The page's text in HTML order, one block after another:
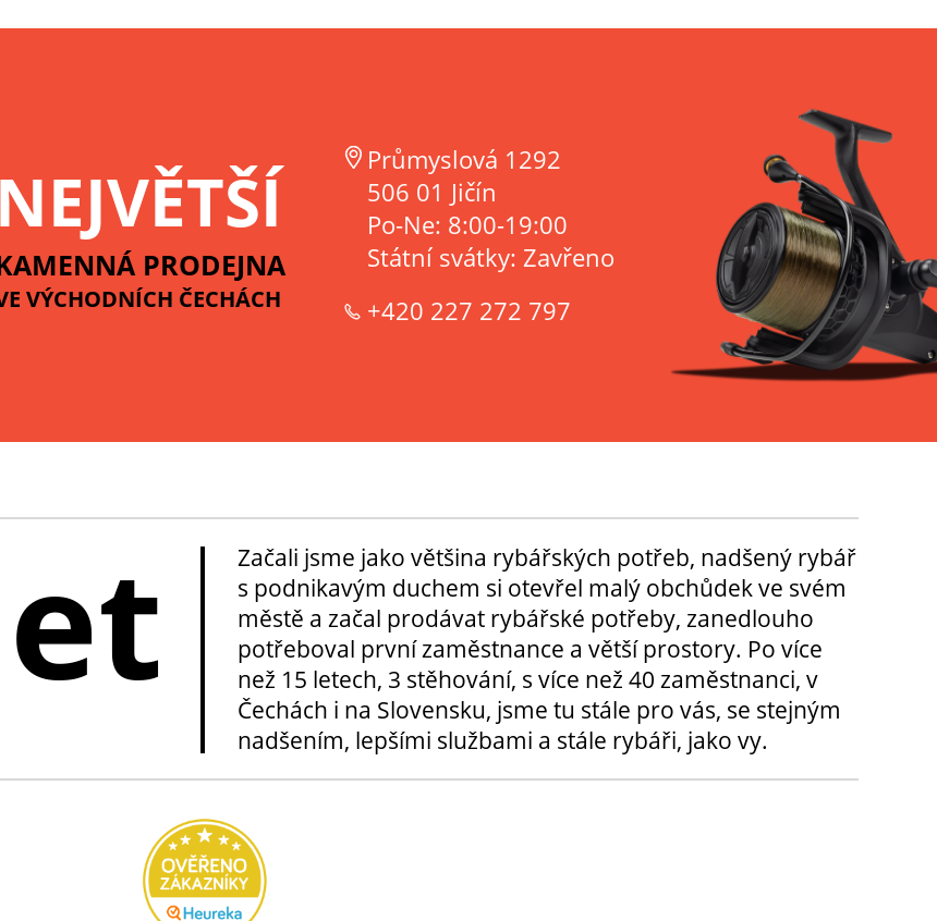
NEJVĚTŠÍ
PRODEJNA
VÝCHODNÍCH ČECHÁCH
Průmyslová 1292
506 01 Jičín
Po-Ne: 8:00-19:00
Státní svátky: Zavřeno
+420 227 272 797
Začali jsme jako většina rybářských potřeb, nadšený rybář
s podnikavým duchem si otevřel malý obchůdek ve svém
městě a začal prodávat rybářské potřeby, zanedlouho
potřeboval první zaměstnance a větší prostory. Po více
než 15 letech, 3 stěhování, s více než 40 zaměstnanci, v
Čechách i na Slovensku, jsme tu stále pro vás, se stejným
nadšením, lepšími službami a stále rybáři, jako vy.